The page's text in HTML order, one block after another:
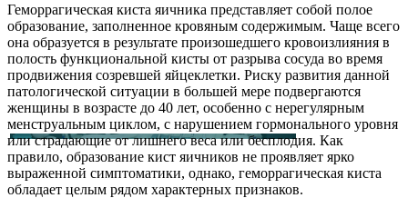
Геморрагическая киста яичника представляет собой полое
образование, заполненное кровяным содержимым. Чаще всего
она образуется в результате произошедшего кровоизлияния в
полость функциональной кисты от разрыва сосуда во время
продвижения созревшей яйцеклетки. Риску развития данной
патологической ситуации в большей мере подвергаются
женщины в возрасте до 40 лет, особенно с нерегулярным
менструальным циклом, с нарушением гормонального уровня
или страдающие от лишнего веса или бесплодия. Как
правило, образование кист яичников не проявляет ярко
выраженной симптоматики, однако, геморрагическая киста
обладает целым рядом характерных признаков.